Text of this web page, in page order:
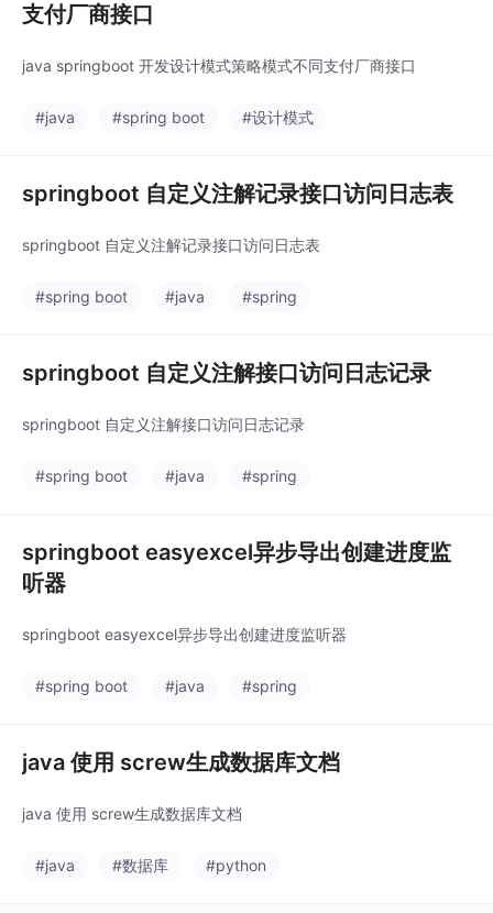
支付厂商接口
java springboot 开发设计模式策略模式不同支付厂商接口
#java #spring boot #设计模式
springboot 自定义注解记录接口访问日志表
springboot 自定义注解记录接口访问日志表
#spring boot #java #spring
springboot 自定义注解接口访问日志记录
springboot 自定义注解接口访问日志记录
#spring boot #java #spring
springboot easyexcel异步导出创建进度监
听器
springboot easyexcel异步导出创建进度监听器
#spring boot #java #spring
java 使用 screw生成数据库文档
java 使用 screw生成数据库文档
#java #数据库 #python